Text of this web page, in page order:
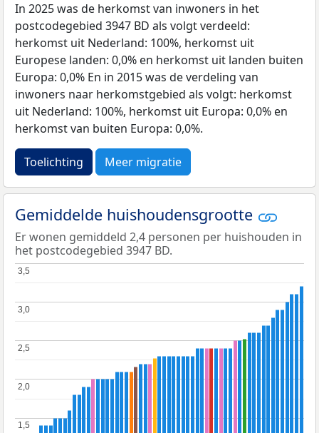
In 2025 was de herkomst van inwoners in het
postcodegebied 3947 BD als volgt verdeeld:
herkomst uit Nederland: 100%, herkomst uit
Europese landen: 0,0% en herkomst uit landen buiten
Europa: 0,0% En in 2015 was de verdeling van
inwoners naar herkomstgebied als volgt: herkomst
uit Nederland: 100%, herkomst uit Europa: 0,0% en
herkomst van buiten Europa: 0,0%.
Toelichting Meer migratie
Gemiddelde huishoudensgrootte
Er wonen gemiddeld 2,4 personen per huishouden in
het postcodegebied 3947 BD.
1,5
1,5
2,0
2,0
2,5
2,5
3,0
3,0
3,5
3,5